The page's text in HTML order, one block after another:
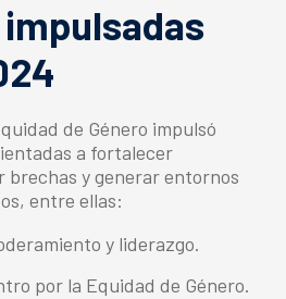
de Género impulsó
a fortalecer
brechas y generar entornos
entre ellas:
y liderazgo.
por la Equidad de Género.